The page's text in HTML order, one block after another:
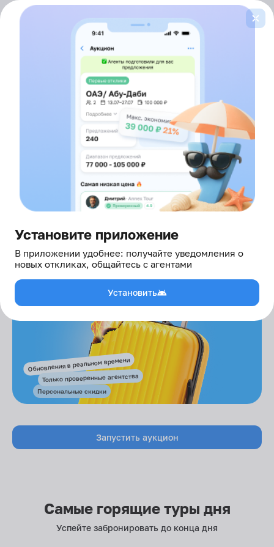
здесь борются за ваш отдых
Горящие турыВенесуэла5 звезды
горящих туров
В ВЕНЕСУЭЛУ, ОТЕЛИ 5 ЗВЁЗД
Это не просто туры — это живые офферы
от агентов, которые прямо сейчас в онлайне и готовы
сделать скидку
Запустить аукцион
Обновления в реальном времени
Только проверенные агентства
Персональные скидки
Самые горящие туры дня
Успейте забронировать до конца дня
Установите приложение
В приложении удобнее: получайте уведомления о
новых откликах, общайтесь с агентами
Установить